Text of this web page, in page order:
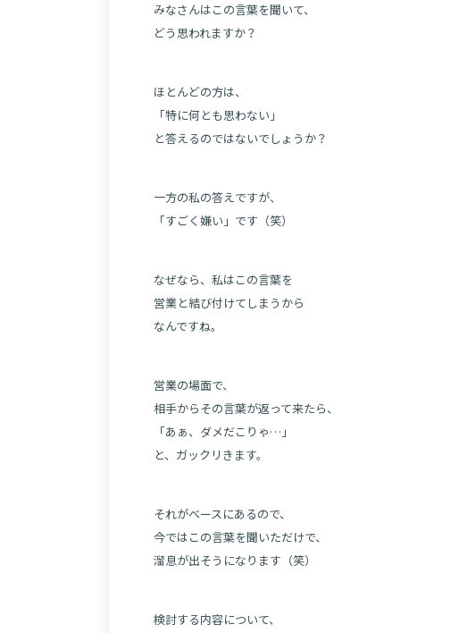
みなさんはこの言葉を聞いて、
どう思われますか？
ほとんどの方は、
「特に何とも思わない」
と答えるのではないでしょうか？
一方の私の答えですが、
「すごく嫌い」です（笑）
なぜなら、私はこの言葉を
営業と結び付けてしまうから
なんですね。
営業の場面で、
相手からその言葉が返って来たら、
「あぁ、ダメだこりゃ…」
と、ガックリきます。
それがベースにあるので、
今ではこの言葉を聞いただけで、
溜息が出そうになります（笑）
検討する内容について、